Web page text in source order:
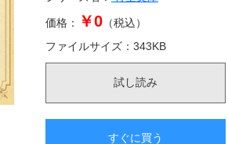
価格： ￥0 （税込）
ファイルサイズ： 343KB
試し読み
すぐに買う